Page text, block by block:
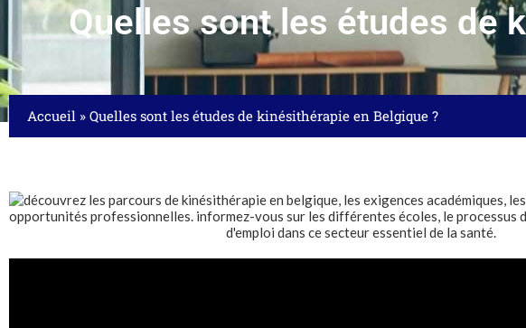
Quelles sont les études de
Accueil » Quelles sont les études de kinésithérapie en Belgique ?